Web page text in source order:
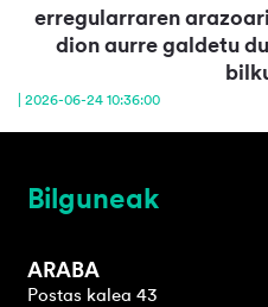
erregularraren
dion aurre galdetu
| 2026-06-24 10:36:00
Bilguneak
ARABA
Postas kalea 43